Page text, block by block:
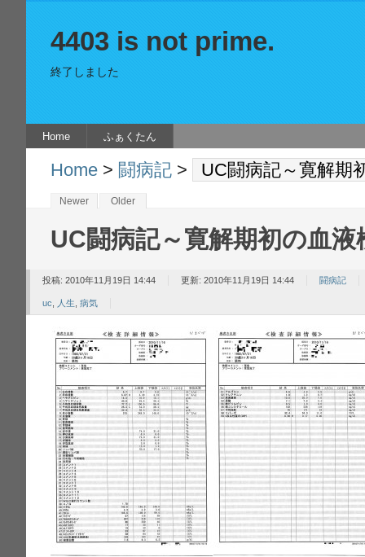
4403 is not prime.
終了しました
Home ふぁくたん
Home > 闘病記 > UC闘病記～寛解期
Newer Older
UC闘病記～寛解期初の血液
投稿: 2010年11月19日 14:44 更新: 2010年11月19日 14:44 闘病記
uc 人生 ,病気